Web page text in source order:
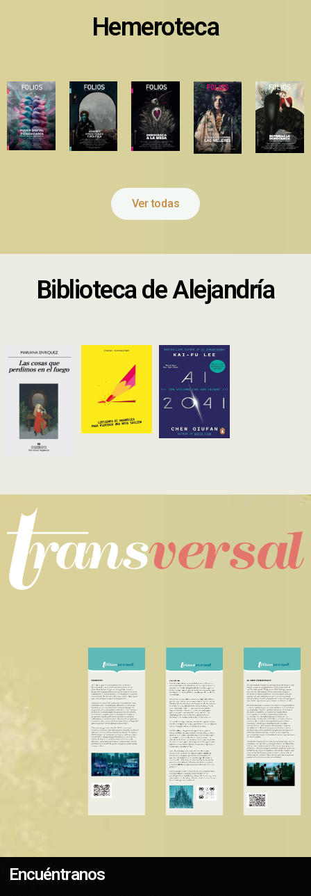
Hemeroteca
Ver todas
Biblioteca de Alejandría
Encuéntranos